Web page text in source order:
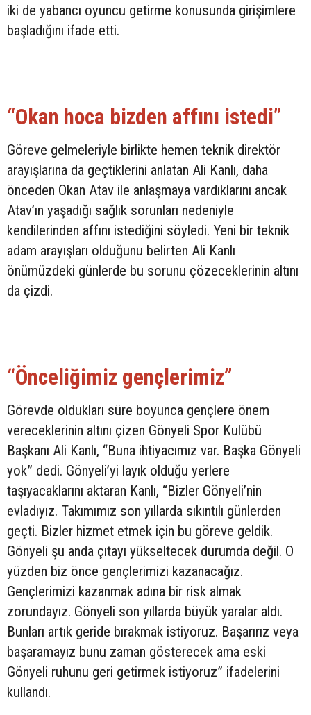
iki de yabancı oyuncu getirme konusunda girişimlere
başladığını ifade etti.
“Okan hoca bizden affını istedi”
Göreve gelmeleriyle birlikte hemen teknik direktör
arayışlarına da geçtiklerini anlatan Ali Kanlı, daha
önceden Okan Atav ile anlaşmaya vardıklarını ancak
Atav’ın yaşadığı sağlık sorunları nedeniyle
kendilerinden affını istediğini söyledi. Yeni bir teknik
adam arayışları olduğunu belirten Ali Kanlı
önümüzdeki günlerde bu sorunu çözeceklerinin altını
da çizdi.
“Önceliğimiz gençlerimiz”
Görevde oldukları süre boyunca gençlere önem
vereceklerinin altını çizen Gönyeli Spor Kulübü
Başkanı Ali Kanlı, “Buna ihtiyacımız var. Başka Gönyeli
yok” dedi. Gönyeli’yi layık olduğu yerlere
taşıyacaklarını aktaran Kanlı, “Bizler Gönyeli’nin
evladıyız. Takımımız son yıllarda sıkıntılı günlerden
geçti. Bizler hizmet etmek için bu göreve geldik.
Gönyeli şu anda çıtayı yükseltecek durumda değil. O
yüzden biz önce gençlerimizi kazanacağız.
Gençlerimizi kazanmak adına bir risk almak
zorundayız. Gönyeli son yıllarda büyük yaralar aldı.
Bunları artık geride bırakmak istiyoruz. Başarırız veya
başaramayız bunu zaman gösterecek ama eski
Gönyeli ruhunu geri getirmek istiyoruz” ifadelerini
kullandı.